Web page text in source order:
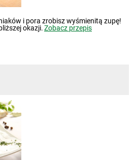
i pora zrobisz wyśmienitą zupę!
okazji.Zobacz przepis